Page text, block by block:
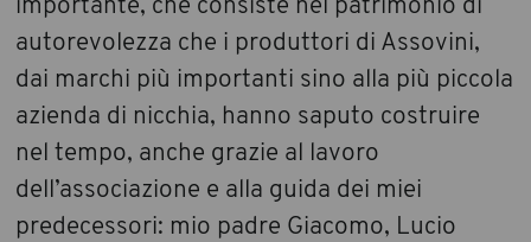
importante, che consiste nel patrimonio di
autorevolezza che i produttori di Assovini,
dai marchi più importanti sino alla più piccola
azienda di nicchia, hanno saputo costruire
nel tempo, anche grazie al lavoro
dell’associazione e alla guida dei miei
predecessori: mio padre Giacomo, Lucio